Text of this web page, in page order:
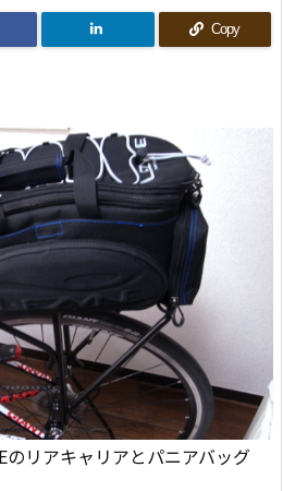
Copy
のリアキャリアとパニアバッグ